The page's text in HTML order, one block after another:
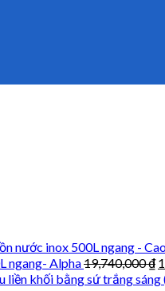
nước inox 500L ngang -
ngang- Alpha19,740,000₫
liền khối bằng sứ trắng sáng